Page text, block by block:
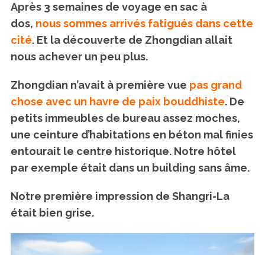
Après 3 semaines de voyage en sac à
dos, nous sommes arrivés fatigués dans cette
cité. Et la découverte de Zhongdian allait
nous achever un peu plus.
Zhongdian n’avait à première vue pas grand
chose avec un havre de paix bouddhiste. De
petits immeubles de bureau assez moches,
une ceinture d’habitations en béton mal finies
entourait le centre historique. Notre hôtel
par exemple était dans un building sans âme.
Notre première impression de Shangri-La
était bien grise.
S
a